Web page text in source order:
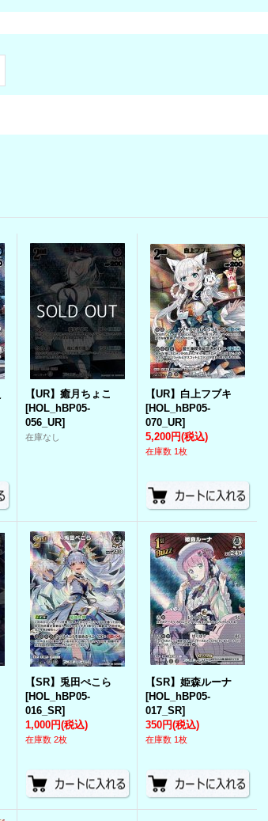
【UR】癒月ちょこ
[HOL_hBP05-
056_UR]
在庫なし
【UR】白上フブキ
[HOL_hBP05-
070_UR]
5,200円(税込)
在庫数 1枚
【SR】兎田ぺこら
[HOL_hBP05-
016_SR]
1,000円(税込)
在庫数 2枚
【SR】姫森ルーナ
[HOL_hBP05-
017_SR]
350円(税込)
在庫数 1枚